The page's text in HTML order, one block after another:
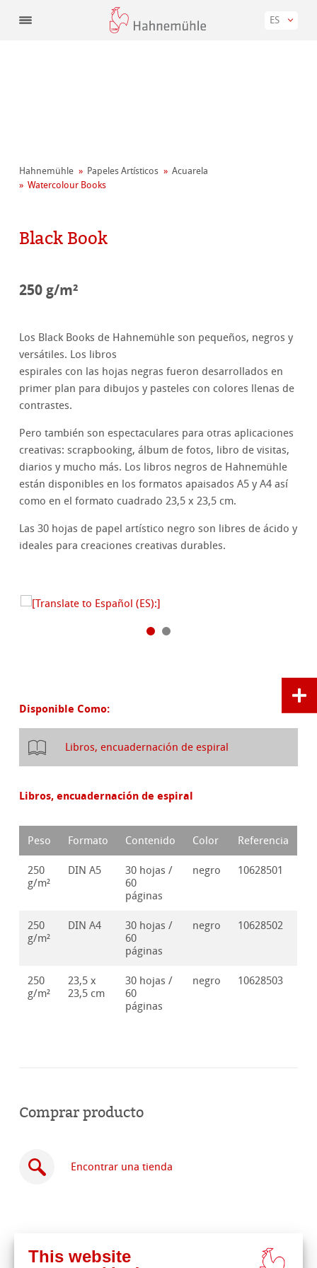
ES
Hahnemühle Papeles Artísticos
Acuarela
Watercolour Books
Black Book
250 g/m²
Los Black Books de Hahnemühle son pequeños, negros y
versátiles. Los libros
espirales con las hojas negras fueron desarrollados en
primer plan para dibujos y pasteles con colores llenas de
contrastes.
Pero también son espectaculares para otras aplicaciones
creativas: scrapbooking, álbum de fotos, libro de visitas,
diarios y mucho más. Los libros negros de Hahnemühle
están disponibles en los formatos apaisados A5 y A4 así
como en el formato cuadrado 23,5 x 23,5 cm.
Las 30 hojas de papel artístico negro son libres de ácido y
ideales para creaciones creativas durables.
Disponible Como:
Libros, encuadernación de espiral
Libros, encuadernación de espiral
Peso Formato Contenido Color Referencia
250
g/m²
DIN A5
30 hojas /
60
páginas
negro 10628501
250
g/m²
DIN A4
30 hojas /
60
páginas
negro 10628502
250
g/m²
23,5 x
23,5 cm
30 hojas /
60
páginas
negro 10628503
Comprar producto
Encontrar una tienda
Comprar
This website